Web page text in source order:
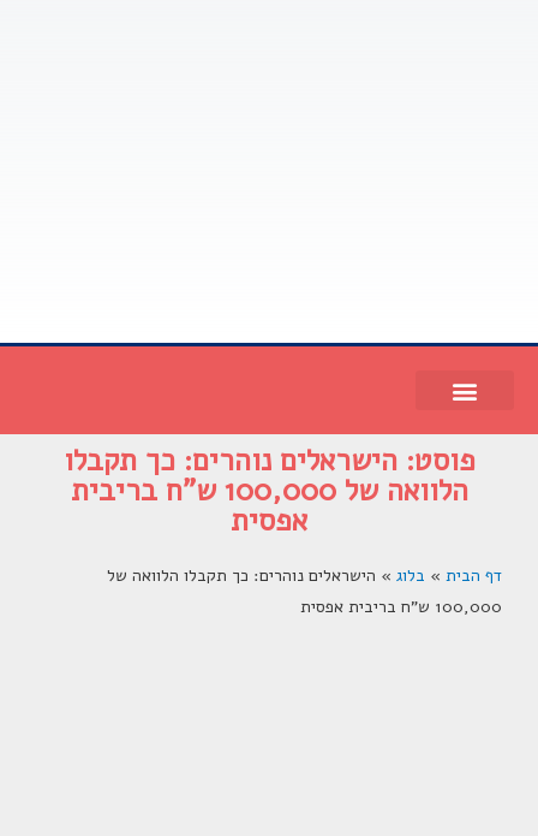
פוסט: הישראלים נוהרים: כך תקבלו
הלוואה של 100,000 ש"ח בריבית
אפסית
דף הבית » בלוג » הישראלים נוהרים: כך תקבלו הלוואה של
100,000 ש"ח בריבית אפסית